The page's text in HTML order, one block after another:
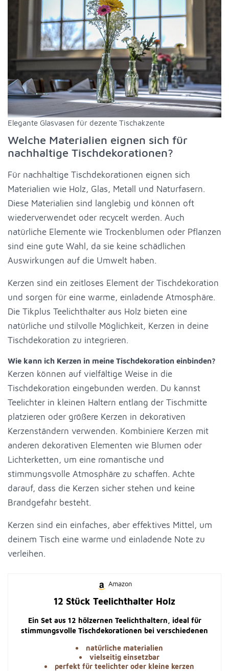
Elegante Glasvasen für dezente Tischakzente
Welche Materialien eignen sich für
nachhaltige Tischdekorationen?
Für nachhaltige Tischdekorationen eignen sich
Materialien wie Holz, Glas, Metall und Naturfasern.
Diese Materialien sind langlebig und können oft
wiederverwendet oder recycelt werden. Auch
natürliche Elemente wie Trockenblumen oder Pflanzen
sind eine gute Wahl, da sie keine schädlichen
Auswirkungen auf die Umwelt haben.
Kerzen sind ein zeitloses Element der Tischdekoration
und sorgen für eine warme, einladende Atmosphäre.
Die Tikplus Teelichthalter aus Holz bieten eine
natürliche und stilvolle Möglichkeit, Kerzen in deine
Tischdekoration zu integrieren.
Wie kann ich Kerzen in meine Tischdekoration einbinden?
Kerzen können auf vielfältige Weise in die
Tischdekoration eingebunden werden. Du kannst
Teelichter in kleinen Haltern entlang der Tischmitte
platzieren oder größere Kerzen in dekorativen
Kerzenständern verwenden. Kombiniere Kerzen mit
anderen dekorativen Elementen wie Blumen oder
Lichterketten, um eine romantische und
stimmungsvolle Atmosphäre zu schaffen. Achte
darauf, dass die Kerzen sicher stehen und keine
Brandgefahr besteht.
Kerzen sind ein einfaches, aber effektives Mittel, um
deinem Tisch eine warme und einladende Note zu
verleihen.
Amazon
12 Stück Teelichthalter Holz
Ein Set aus 12 hölzernen Teelichthaltern, ideal für
stimmungsvolle Tischdekorationen bei verschiedenen
natürliche materialien
vielseitig einsetzbar
perfekt für teelichter oder kleine kerzen